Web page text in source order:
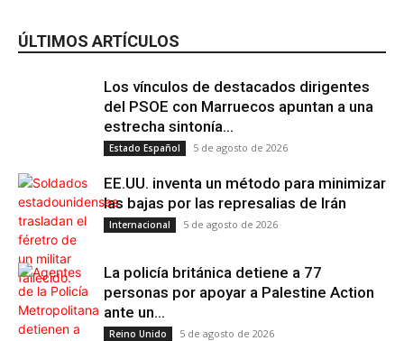
ÚLTIMOS ARTÍCULOS
Los vínculos de destacados dirigentes
del PSOE con Marruecos apuntan a una
estrecha sintonía...
Estado Español 5 de agosto de 2026
EE.UU. inventa un método para minimizar
las bajas por las represalias de Irán
Internacional 5 de agosto de 2026
La policía británica detiene a 77
personas por apoyar a Palestine Action
ante un...
Reino Unido 5 de agosto de 2026